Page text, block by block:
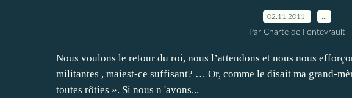
02.11.2011
Par Charte de Fontevrault
Nous voulons le retour du roi, nous l’attendons et nous nous
militantes , maiest-ce suffisant? … Or, comme le disait ma grand-
toutes rôties ». Si nous n 'avons...